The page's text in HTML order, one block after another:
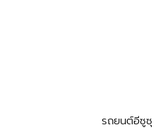
รถยนต์อีซูซุ